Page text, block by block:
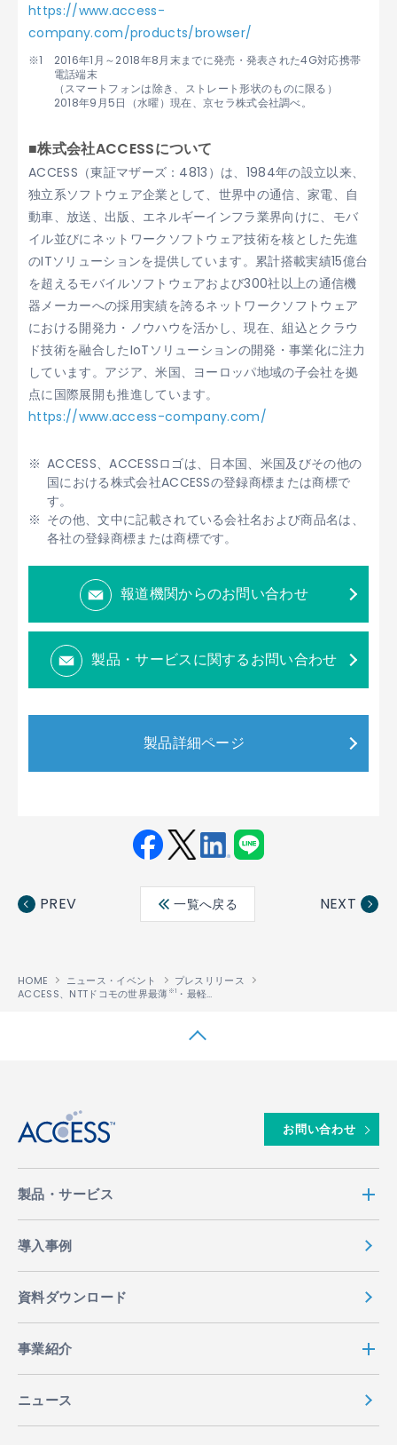
https://www.access-
company.com/products/browser/
2016年1月～2018年8月末までに発売・発表された4G対応携帯
電話端末
（スマートフォンは除き、ストレート形状のものに限る）
2018年9月5日（水曜）現在、京セラ株式会社調べ。
■株式会社ACCESSについて
ACCESS（東証マザーズ：4813）は、1984年の設立以来、
独立系ソフトウェア企業として、世界中の通信、家電、自
動車、放送、出版、エネルギーインフラ業界向けに、モバ
イル並びにネットワークソフトウェア技術を核とした先進
のITソリューションを提供しています。累計搭載実績15億台
を超えるモバイルソフトウェアおよび300社以上の通信機
器メーカーへの採用実績を誇るネットワークソフトウェア
における開発力・ノウハウを活かし、現在、組込とクラウ
ド技術を融合したIoTソリューションの開発・事業化に注力
しています。アジア、米国、ヨーロッパ地域の子会社を拠
点に国際展開も推進しています。
https://www.access-company.com/
ACCESS、ACCESSロゴは、日本国、米国及びその他の
国における株式会社ACCESSの登録商標または商標で
す。
その他、文中に記載されている会社名および商品名は、
各社の登録商標または商標です。
報道機関からのお問い合わせ
製品・サービスに関するお問い合わせ
製品詳細ページ
ebo ter
edin
PREV 一覧へ戻る NEXT
HOME ニュース・イベント
プレスリリース
ACCESS、NTTドコモの世界最薄 ※1 ・最軽量
お問い合わせ
製品・サービス
導入事例
資料ダウンロード
事業紹介
ニュース